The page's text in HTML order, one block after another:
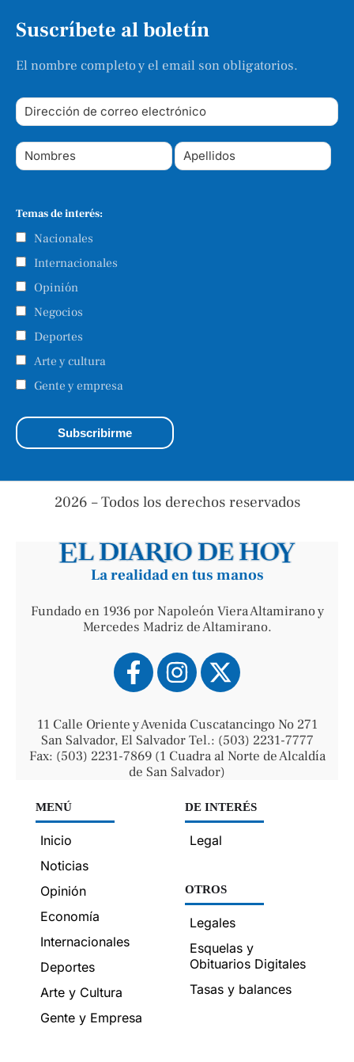
Suscríbete al boletín
El nombre completo y el email son obligatorios.
Temas de interés:
Nacionales
Internacionales
Opinión
Negocios
Deportes
Arte y cultura
Gente y empresa
2026 – Todos los derechos reservados
La realidad en tus manos
Fundado en 1936 por Napoleón Viera Altamirano y
Mercedes Madriz de Altamirano.
11 Calle Oriente y Avenida Cuscatancingo No 271
San Salvador, El Salvador Tel.: (503) 2231-7777
Fax: (503) 2231-7869 (1 Cuadra al Norte de Alcaldía
de San Salvador)
MENÚ
Inicio
Noticias
Opinión
Economía
Internacionales
Deportes
Arte y Cultura
Gente y Empresa
DE INTERÉS
Legal
OTROS
Legales
Esquelas y
Obituarios Digitales
Tasas y balances